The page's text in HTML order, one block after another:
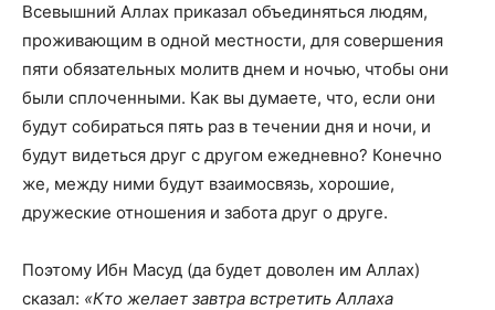
Всевышний Аллах приказал объединяться людям,
проживающим в одной местности, для совершения
пяти обязательных молитв днем и ночью, чтобы они
были сплоченными. Как вы думаете, что, если они
будут собираться пять раз в течении дня и ночи, и
будут видеться друг с другом ежедневно? Конечно
же, между ними будут взаимосвязь, хорошие,
дружеские отношения и забота друг о друге.
Поэтому Ибн Масуд (да будет доволен им Аллах)
сказал: «Кто желает завтра встретить Аллаха